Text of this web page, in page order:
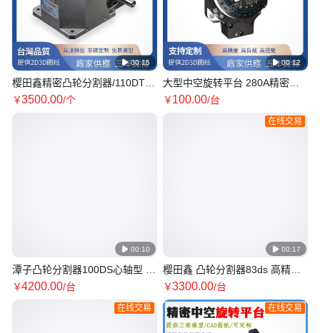
 00:15
樱田鑫精密凸轮分割器/110DT间
歇分割器/稳定性好/支持定制选
￥3500.00/个
 00:10
潭子凸轮分割器100DS心轴型 高
速精密间歇分度器生产厂家性价
￥4200.00/台
在线交易
 00:12
大型中空旋转平台 280A精密中
空平台 带行星减速机 稳定性好
￥100.00/台
 00:17
在线交易
樱田鑫 凸轮分割器83ds 高精密
无间隙 进口凸轮分度器分度箱
￥3300.00/台
在线交易